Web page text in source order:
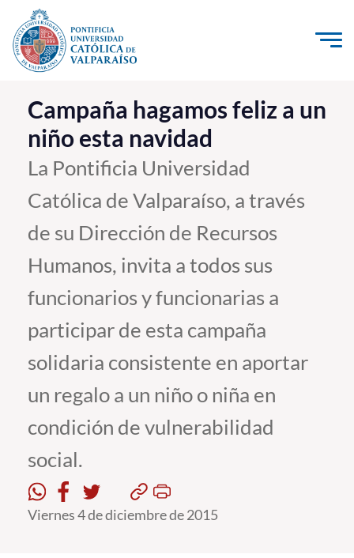
Click acá para ir directamente al contenido
La Universidad
Investigación, Creación e Innovación
PUCV Internacional
Vinculación con el Medio
Admisión
Formación Continua
Estudiantes
Académicos
Funcionarios
Alumni
Campaña hagamos feliz a un
niño esta navidad
La Pontificia Universidad
Católica de Valparaíso, a través
de su Dirección de Recursos
Humanos, invita a todos sus
funcionarios y funcionarias a
participar de esta campaña
solidaria consistente en aportar
un regalo a un niño o niña en
condición de vulnerabilidad
social.
Viernes 4 de diciembre de 2015